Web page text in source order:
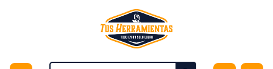
Envios a todo Chile
Accesorios para Herramientas
Porta Dados de Tarrajas
Punta Magnetica 3/8" MaxFit DeWalt DWAF38TND